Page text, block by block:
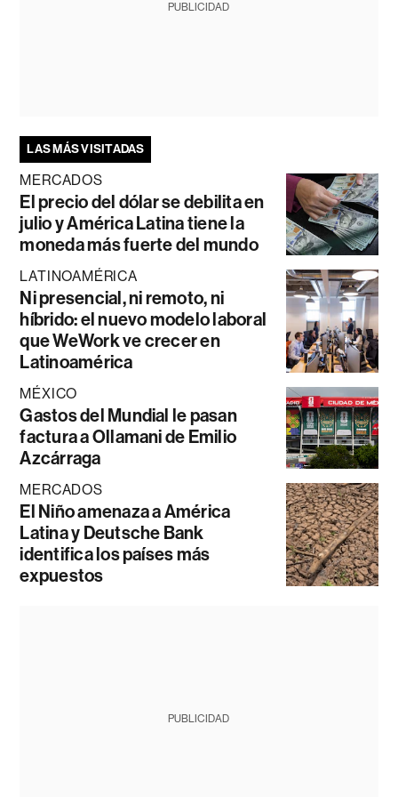
PUBLICIDAD
LAS MÁS VISITADAS
MERCADOS
El precio del dólar se debilita en
julio y América Latina tiene la
moneda más fuerte del mundo
LATINOAMÉRICA
Ni presencial, ni remoto, ni
híbrido: el nuevo modelo laboral
que WeWork ve crecer en
Latinoamérica
MÉXICO
Gastos del Mundial le pasan
factura a Ollamani de Emilio
Azcárraga
MERCADOS
El Niño amenaza a América
Latina y Deutsche Bank
identifica los países más
expuestos
PUBLICIDAD